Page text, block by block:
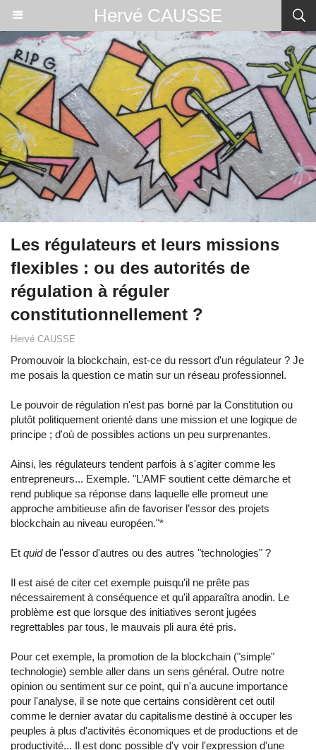
Hervé CAUSSE
Les régulateurs et leurs missions
flexibles : ou des autorités de
régulation à réguler
constitutionnellement ?
Hervé CAUSSE
Promouvoir la blockchain, est-ce du ressort d'un régulateur ? Je
me posais la question ce matin sur un réseau professionnel.
Le pouvoir de régulation n'est pas borné par la Constitution ou
plutôt politiquement orienté dans une mission et une logique de
principe ; d'où de possibles actions un peu surprenantes.
Ainsi, les régulateurs tendent parfois à s'agiter comme les
entrepreneurs... Exemple. "L’AMF soutient cette démarche et
rend publique sa réponse dans laquelle elle promeut une
approche ambitieuse afin de favoriser l’essor des projets
blockchain au niveau européen."*
Et quidde l'essor d'autres ou des autres "technologies" ?
Il est aisé de citer cet exemple puisqu'il ne prête pas
nécessairement à conséquence et qu'il apparaîtra anodin. Le
problème est que lorsque des initiatives seront jugées
regrettables par tous, le mauvais pli aura été pris.
Pour cet exemple, la promotion de la blockchain ("simple"
technologie) semble aller dans un sens général. Outre notre
opinion ou sentiment sur ce point, qui n'a aucune importance
pour l'analyse, il se note que certains considèrent cet outil
comme le dernier avatar du capitalisme destiné à occuper les
peuples à plus d'activités économiques et de productions et de
productivité... Il est donc possible d'y voir l'expression d'une